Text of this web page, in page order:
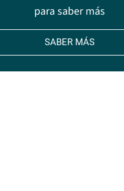
para saber más
SABER MÁS